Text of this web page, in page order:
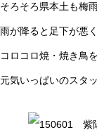
そろそろ県本土も梅
雨が降ると足下が悪
コロコロ焼・焼き鳥
元気いっぱいのスタ